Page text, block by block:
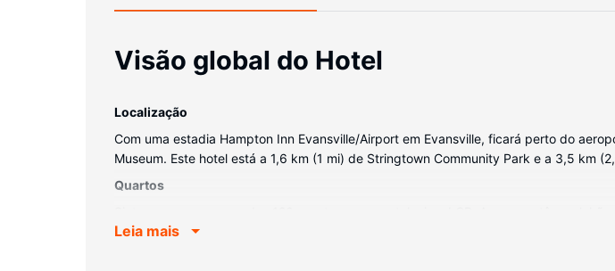
Visão global do Hotel
Localização
Com uma estadia Hampton Inn Evansville/Airport em Evansville, ficará perto do
Museum. Este hotel está a 1,6 km (1 mi) de Stringtown Community Park e a 3,5 km
Quartos
estar sempre contactável. Ao final do dia, assista a uma seleção de canais digitais.
Leia mais